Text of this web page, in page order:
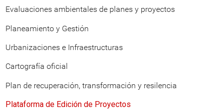
Evaluaciones ambientales de planes y proyectos
Planeamiento y Gestión
Urbanizaciones e Infraestructuras
Cartografía oficial
Plan de recuperación, transformación y resilencia
Plataforma de Edición de Proyectos